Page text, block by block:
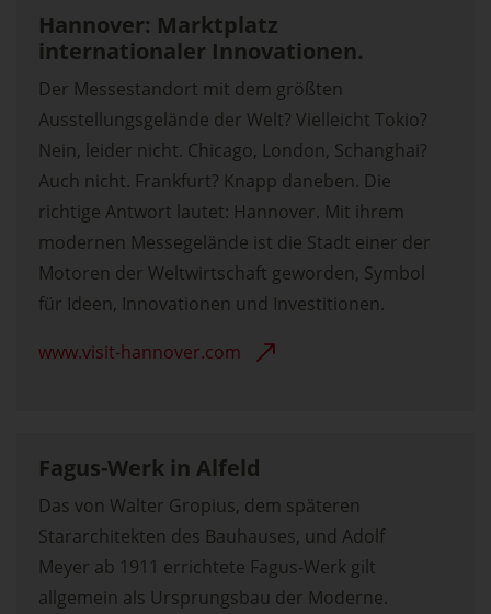
Hannover: Marktplatz
internationaler Innovationen.
Der Messestandort mit dem größten
Ausstellungsgelände der Welt? Vielleicht Tokio?
Nein, leider nicht. Chicago, London, Schanghai?
Auch nicht. Frankfurt? Knapp daneben. Die
richtige Antwort lautet: Hannover. Mit ihrem
modernen Messegelände ist die Stadt einer der
Motoren der Weltwirtschaft geworden, Symbol
für Ideen, Innovationen und Investitionen.
www.visit-hannover.com
Fagus-Werk in Alfeld
Das von Walter Gropius, dem späteren
Stararchitekten des Bauhauses, und Adolf
Meyer ab 1911 errichtete Fagus-Werk gilt
allgemein als Ursprungsbau der Moderne.